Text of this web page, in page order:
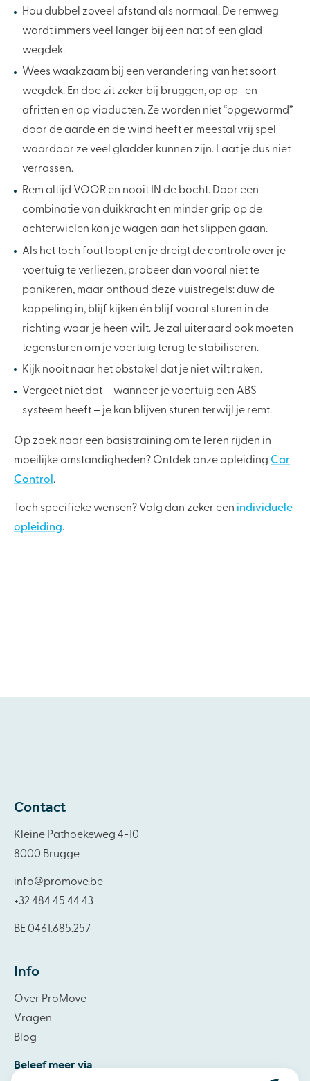
Hou dubbel zoveel afstand als normaal. De remweg
wordt immers veel langer bij een nat of een glad
wegdek.
Wees waakzaam bij een verandering van het soort
wegdek. En doe zit zeker bij bruggen, op op- en
afritten en op viaducten. Ze worden niet “opgewarmd”
door de aarde en de wind heeft er meestal vrij spel
waardoor ze veel gladder kunnen zijn. Laat je dus niet
verrassen.
Rem altijd VOOR en nooit IN de bocht. Door een
combinatie van duikkracht en minder grip op de
achterwielen kan je wagen aan het slippen gaan.
Als het toch fout loopt en je dreigt de controle over je
voertuig te verliezen, probeer dan vooral niet te
panikeren, maar onthoud deze vuistregels: duw de
koppeling in, blijf kijken én blijf vooral sturen in de
richting waar je heen wilt. Je zal uiteraard ook moeten
tegensturen om je voertuig terug te stabiliseren.
Kijk nooit naar het obstakel dat je niet wilt raken.
Vergeet niet dat – wanneer je voertuig een ABS-
systeem heeft – je kan blijven sturen terwijl je remt.
Op zoek naar een basistraining om te leren rijden in
moeilijke omstandigheden? Ontdek onze opleiding Car
Control.
Toch specifieke wensen? Volg dan zeker een individuele
opleiding.
Contact
Kleine Pathoekeweg 4-10
8000 Brugge
info@promove.be
+32 484 45 44 43
BE 0461.685.257
Info
Over ProMove
Vragen
Blog
Beleef meer via